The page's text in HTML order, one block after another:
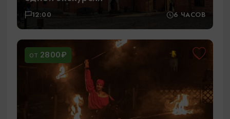
12:00 6 ЧАСОВ
ОТ 2800₽